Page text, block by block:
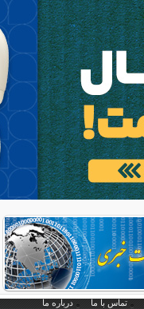
تماس با ما درباره ما